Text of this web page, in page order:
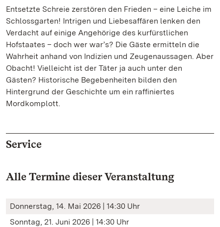
Entsetzte Schreie zerstören den Frieden – eine Leiche im
Schlossgarten! Intrigen und Liebesaffären lenken den
Verdacht auf einige Angehörige des kurfürstlichen
Hofstaates – doch wer war’s? Die Gäste ermitteln die
Wahrheit anhand von Indizien und Zeugenaussagen. Aber
Obacht! Vielleicht ist der Täter ja auch unter den
Gästen? Historische Begebenheiten bilden den
Hintergrund der Geschichte um ein raffiniertes
Mordkomplott.
Service
Alle Termine dieser Veranstaltung
Donnerstag, 14. Mai 2026 | 14:30 Uhr
Sonntag, 21. Juni 2026 | 14:30 Uhr